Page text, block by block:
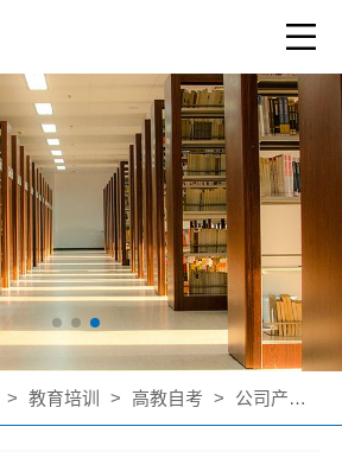
> 教育培训 > 高教自考 > 公司产品